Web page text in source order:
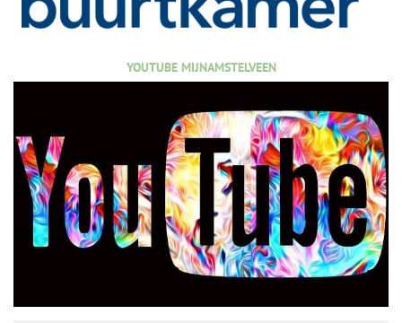
YOUTUBE MIJNAMSTELVEEN